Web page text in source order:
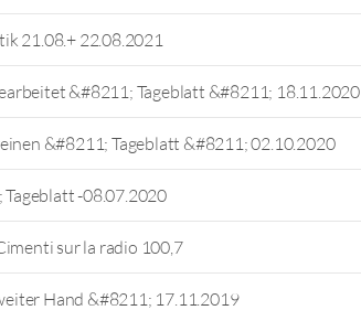
21.08.+ 22.08.2021
&#8211; Tageblatt &#8211; 18.11.2020
&#8211; Tageblatt &#8211; 02.10.2020
-08.07.2020
sur la radio 100,7
Hand &#8211; 17.11.2019